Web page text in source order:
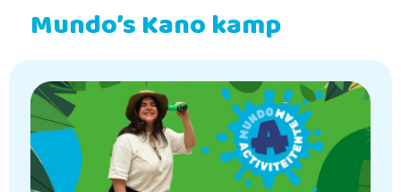
Mundo’s Kano kamp